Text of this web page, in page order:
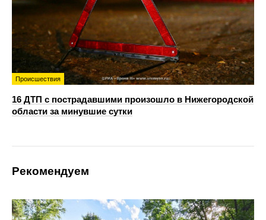
Происшествия
16 ДТП с пострадавшими произошло в Нижегородской
области за минувшие сутки
Рекомендуем